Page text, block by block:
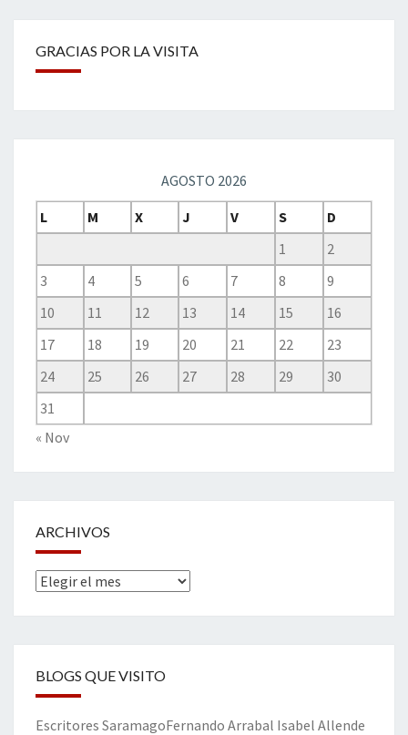
GRACIAS POR LA VISITA
AGOSTO 2026
L
M X J V S
D
1
2
3
4 5 6 7 8
9
10
11 12 13 14 15
16
17
18 19 20 21 22
23
24
25 26 27 28 29
30
31
« Nov
ARCHIVOS
Archivos
BLOGS QUE VISITO
Escritores SaramagoFernando Arrabal Isabel Allende